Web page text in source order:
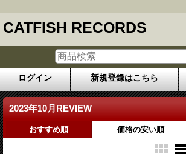
CATFISH RECORDS
ログイン 新規登録はこちら
2023年10月REVIEW
おすすめ順 価格の安い順